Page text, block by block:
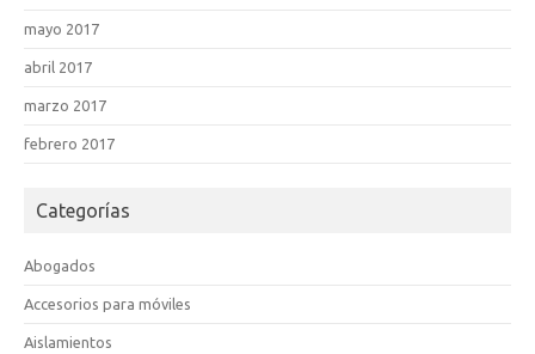
mayo 2017
abril 2017
marzo 2017
febrero 2017
Categorías
Abogados
Accesorios para móviles
Aislamientos